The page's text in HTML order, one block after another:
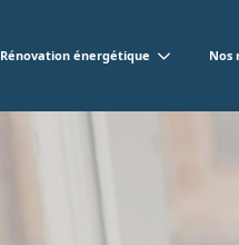
Rénovation énergétique Nos